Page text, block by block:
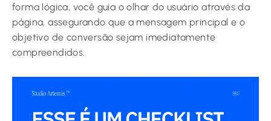
forma lógica, você guia o olhar do usuário através da
página, assegurando que a mensagem principal e o
objetivo de conversão sejam imediatamente
compreendidos.